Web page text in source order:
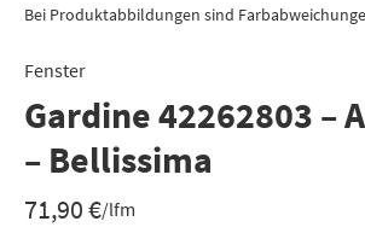
Bei Produktabbildungen sind
Fenster
Gardine 42262803 –
– Bellissima
71,90€/lfm